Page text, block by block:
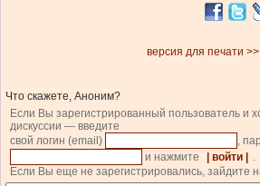
версия для печати >>
Что скажете, Аноним?
Если Вы зарегистрированный пользователь и
дискуссии — введите
свой логин (email)
,
и нажмите
| войти |
.
Если Вы еще не зарегистрировались, зайдите